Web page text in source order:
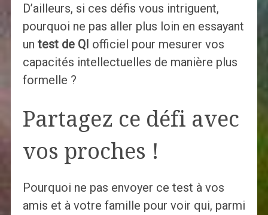
D’ailleurs, si ces défis vous intriguent,
pourquoi ne pas aller plus loin en essayant
un test de QI officiel pour mesurer vos
capacités intellectuelles de manière plus
formelle ?
Partagez ce défi avec
vos proches !
Pourquoi ne pas envoyer ce test à vos
amis et à votre famille pour voir qui, parmi